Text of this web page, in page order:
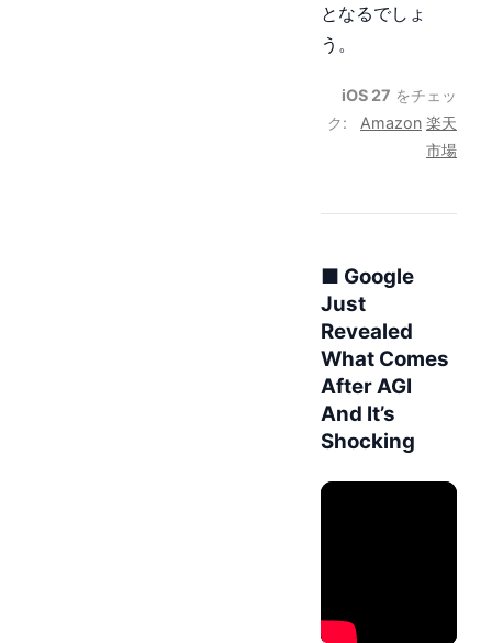
となるでしょ
う。
iOS 27 をチェッ
ク:
Amazon 楽天
市場
■ Google
Just
Revealed
What Comes
After AGI
And It’s
Shocking